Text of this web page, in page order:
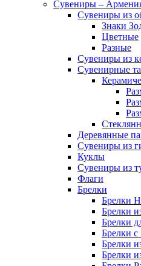
Сувениры –
Сувениры из
Знаки
Цветные
Разные
Сувениры из
Сувенирные
Деревянные
Сувениры из
Куклы
Сувениры из
Флаги
Брелки
Брелки
Брелки
Брелки
Брелки с
Брелки
Брелки